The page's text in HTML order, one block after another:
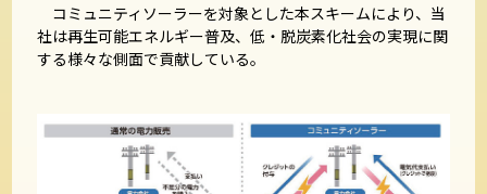
コミュニティソーラーを対象とした本スキームにより、当
社は再生可能エネルギー普及、低・脱炭素化社会の実現に関
する様々な側面で貢献している。